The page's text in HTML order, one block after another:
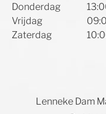
Donderdag
Vrijdag
Zaterdag
Lenneke Dam